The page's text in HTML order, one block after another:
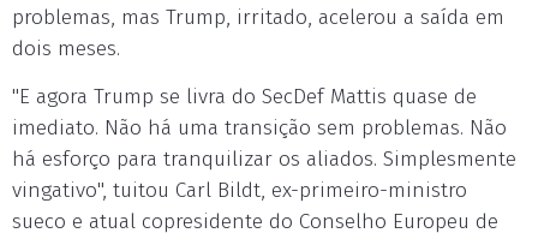
problemas, mas Trump, irritado, acelerou a saída em
dois meses.
"E agora Trump se livra do SecDef Mattis quase de
imediato. Não há uma transição sem problemas. Não
há esforço para tranquilizar os aliados. Simplesmente
vingativo", tuitou Carl Bildt, ex-primeiro-ministro
sueco e atual copresidente do Conselho Europeu de